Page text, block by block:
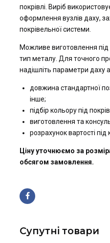
покрівлі. Виріб
оформлення вузлів даху,
покрівельної системи.
Можливе виготовлення під
тип металу. Для точного
надішліть параметри даху
довжина стандартної
інше;
підбір кольору під
виготовлення та
розрахунок вартості
Ціну уточнюємо за
обсягом замовлення.
Супутні товари